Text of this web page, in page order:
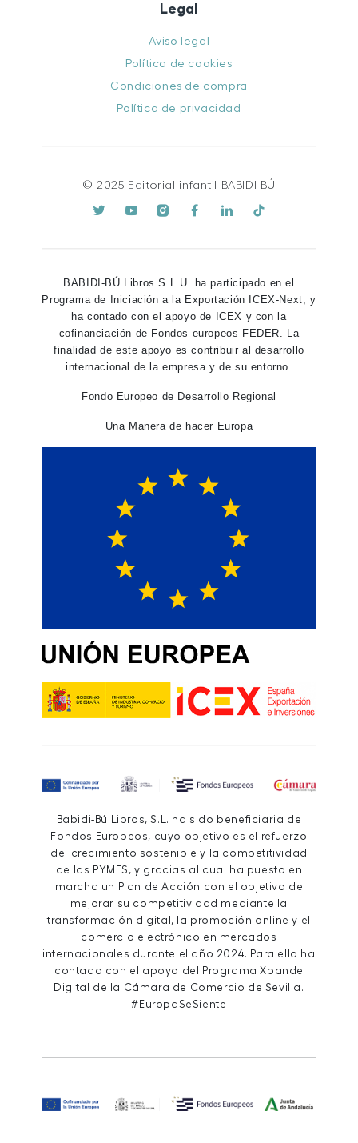
Legal
Aviso legal
Política de cookies
Condiciones de compra
Política de privacidad
© 2025 Editorial infantil BABIDI-BÚ
BABIDI-BÚ Libros S.L.U. ha participado en el
Programa de Iniciación a la Exportación ICEX-Next, y
ha contado con el apoyo de ICEX y con la
cofinanciación de Fondos europeos FEDER. La
finalidad de este apoyo es contribuir al desarrollo
internacional de la empresa y de su entorno.
Fondo Europeo de Desarrollo Regional
Una Manera de hacer Europa
Babidi-Bú Libros, S.L. ha sido beneficiaria de
Fondos Europeos, cuyo objetivo es el refuerzo
del crecimiento sostenible y la competitividad
de las PYMES, y gracias al cual ha puesto en
marcha un Plan de Acción con el objetivo de
mejorar su competitividad mediante la
transformación digital, la promoción online y el
comercio electrónico en mercados
internacionales durante el año 2024. Para ello ha
contado con el apoyo del Programa Xpande
Digital de la Cámara de Comercio de Sevilla.
#EuropaSeSiente